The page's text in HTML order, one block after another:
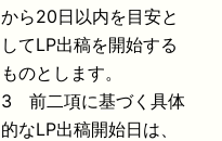
から20日以内を目安と
してLP出稿を開始する
ものとします。
3 前二項に基づく具体
的なLP出稿開始日は、